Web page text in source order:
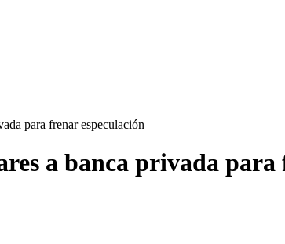
para frenar especulación
a banca privada para